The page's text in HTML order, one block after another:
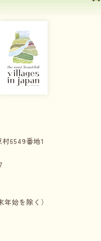
6549番地1
始を除く）